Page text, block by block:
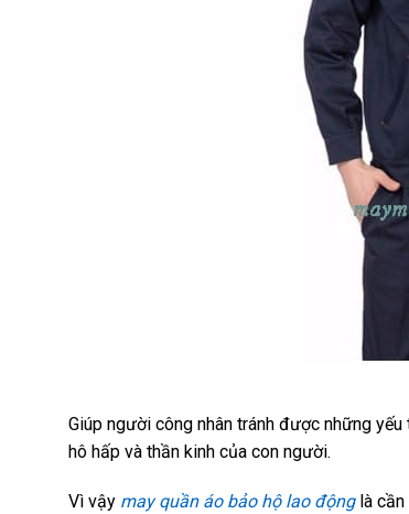
Giúp người công nhân tránh được những
hô hấp và thần kinh của con người.
Vì vậy may quần áo bảo hộ lao độnglà cần